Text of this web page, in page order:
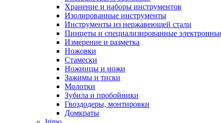
Хранение и наборы инструментов
Изолированные инструменты
Инструменты из нержавеющей стали
Пинцеты и специализированные
Измерение и разметка
Ножовки
Стамески
Ножницы и ножи
Зажимы и тиски
Молотки
Зубила и пробойники
Гвоздодеры, монтировки
Домкраты